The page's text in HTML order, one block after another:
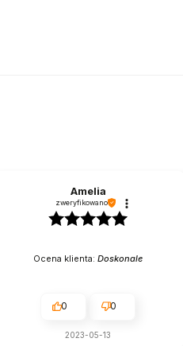
Amelia
zweryfikowano
Ocena klienta:Doskonale
0 0
2023-05-13